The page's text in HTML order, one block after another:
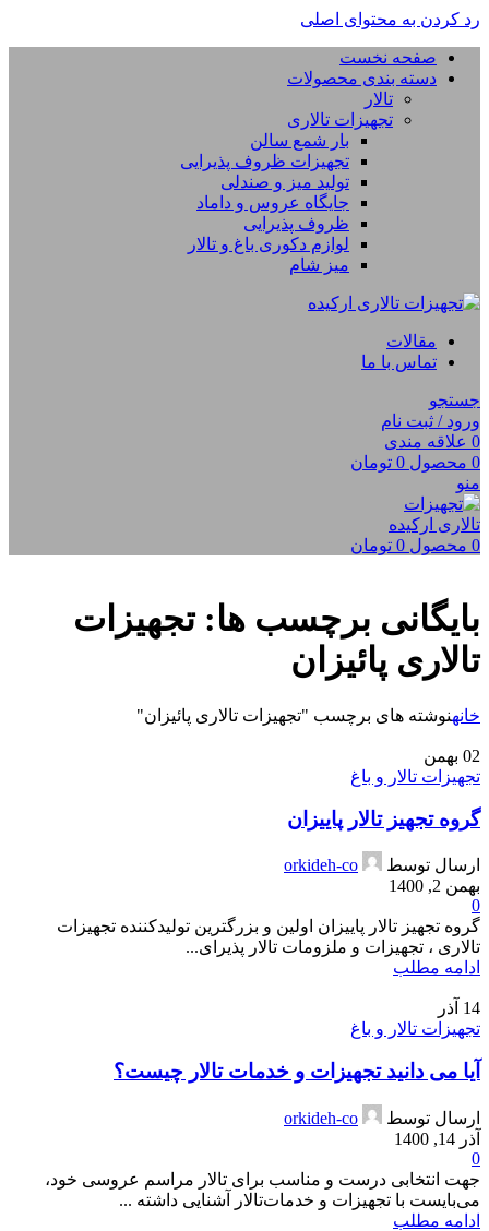
رد کردن به محتوای اصلی
صفحه نخست
دسته بندی محصولات
تالار
تجهیزات تالاری
بار شمع سالن
تجهیزات ظروف پذیرایی
تولید میز و صندلی
جایگاه عروس و داماد
ظروف پذیرایی
لوازم دکوری باغ و تالار
میز شام
مقالات
تماس با ما
جستجو
ورود / ثبت نام
0 علاقه مندی
0 محصول 0 تومان
منو
0 محصول 0 تومان
بایگانی برچسب ها: تجهیزات
تالاری پائیزان
خانهنوشته های برچسب "تجهیزات تالاری پائیزان"
02 بهمن
تجهیزات تالار و باغ
گروه تجهیز تالار پاییزان
ارسال توسط
orkideh-co
بهمن 2, 1400
0
گروه تجهیز تالار پاییزان اولین و بزرگترین تولیدکننده تجهیزات
تالاری ، تجهیزات و ملزومات تالار پذیرای...
ادامه مطلب
14 آذر
تجهیزات تالار و باغ
آیا می دانید تجهیزات و خدمات تالار چیست؟
ارسال توسط
orkideh-co
آذر 14, 1400
0
جهت انتخابی درست و مناسب برای تالار مراسم عروسی خود،
می‌بایست با تجهیزات و خدمات‌تالار آشنایی داشته ...
ادامه مطلب